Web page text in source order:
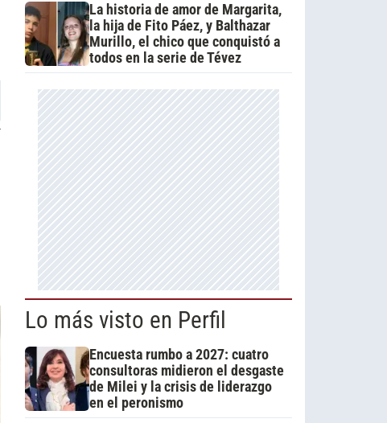
La historia de amor de Margarita,
la hija de Fito Páez, y Balthazar
Murillo, el chico que conquistó a
todos en la serie de Tévez
Lo más visto en Perfil
Encuesta rumbo a 2027: cuatro
consultoras midieron el desgaste
de Milei y la crisis de liderazgo
en el peronismo